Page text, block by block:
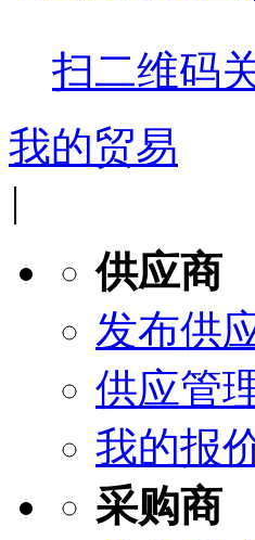
扫二维码
我的贸易
|
供应商
发布供
供应管
我的报
采购商